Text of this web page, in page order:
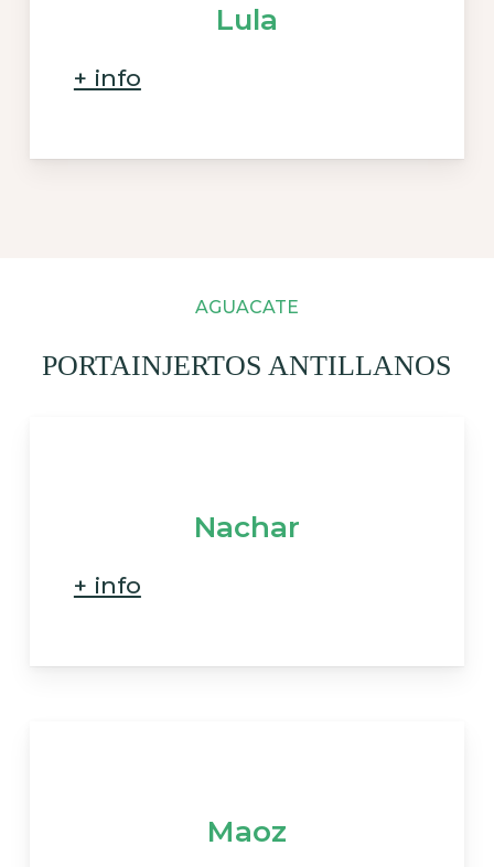
Lula
+ info
AGUACATE
PORTAINJERTOS ANTILLANOS
Nachar
+ info
Maoz